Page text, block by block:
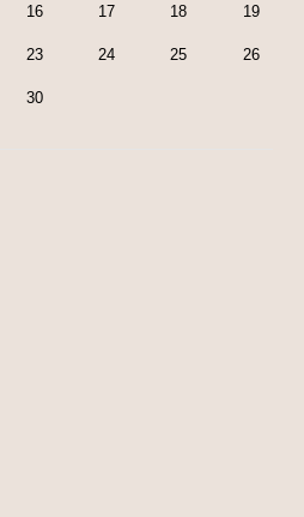
16 17 18 19
23 24 25 26
30